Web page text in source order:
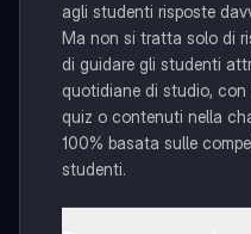
agli studenti risposte
Ma non si tratta solo di
di guidare gli studenti
quotidiane di studio,
quiz o contenuti nella
100% basata sulle
studenti.